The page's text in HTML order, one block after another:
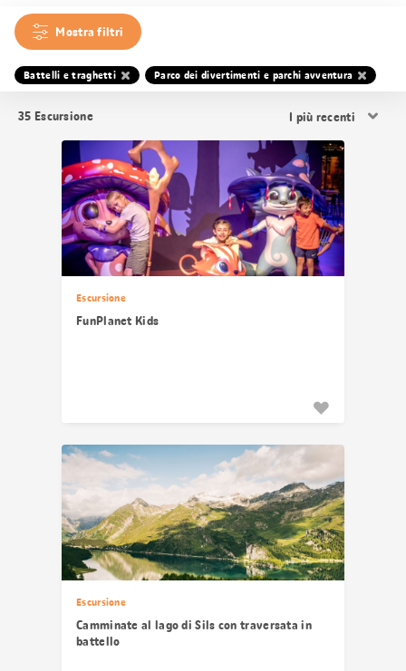
Mostra filtri
Battelli e traghetti Parco dei divertimenti e parchi avventura
35 Escursione
i
risultati
Escursione
FunPlanet Kids
Escursione
Camminate al lago di Sils con traversata in
battello